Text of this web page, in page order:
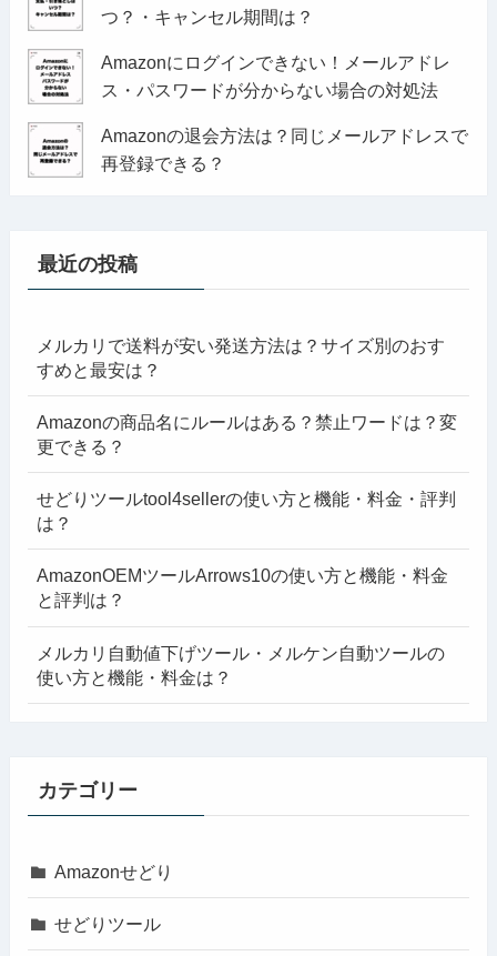
つ？・キャンセル期間は？
Amazonにログインできない！メールアドレ
ス・パスワードが分からない場合の対処法
Amazonの退会方法は？同じメールアドレスで
再登録できる？
最近の投稿
メルカリで送料が安い発送方法は？サイズ別のおす
すめと最安は？
Amazonの商品名にルールはある？禁止ワードは？変
更できる？
せどりツールtool4sellerの使い方と機能・料金・評判
は？
AmazonOEMツールArrows10の使い方と機能・料金
と評判は？
メルカリ自動値下げツール・メルケン自動ツールの
使い方と機能・料金は？
カテゴリー
Amazonせどり
せどりツール